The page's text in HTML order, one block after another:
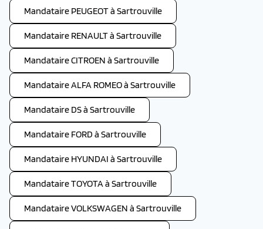
Mandataire PEUGEOT à Sartrouville
Mandataire RENAULT à Sartrouville
Mandataire CITROEN à Sartrouville
Mandataire ALFA ROMEO à Sartrouville
Mandataire DS à Sartrouville
Mandataire FORD à Sartrouville
Mandataire HYUNDAI à Sartrouville
Mandataire TOYOTA à Sartrouville
Mandataire VOLKSWAGEN à Sartrouville